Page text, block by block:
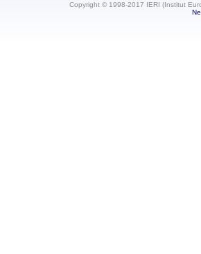
Copyright © 1998-2017 IERI (Institut